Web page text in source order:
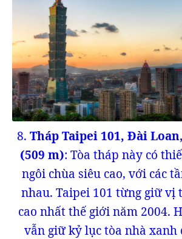
8. Tháp Taipei 101, Đài
(509 m): Tòa tháp này có
ngôi chùa siêu cao, với các
nhau. Taipei 101 từng giữ vị
cao nhất thế giới năm 2004.
vẫn giữ kỷ lục tòa nhà xanh